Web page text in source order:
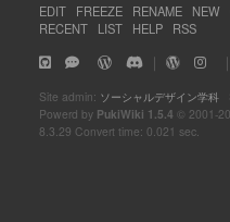
EDIT FREEZE RENAME NEW
RECENT
LIST HELP RSS
｜
Site admin: ソーシャルデザイン学科
Powerd by PukiWiki 1.5.4 © 2001-
8.3.29 Convert time: 0.021 sec.